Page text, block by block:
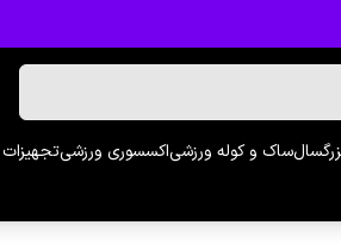
ساک و کوله ورزشیاکسسوری ورزشی